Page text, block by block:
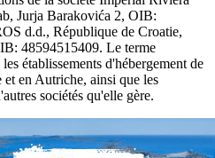
Jurja Barakovića 2, OIB:
d.d., République de Croatie,
48594515409. Le terme
établissements d'hébergement de
en Autriche, ainsi que les
sociétés qu'elle gère.